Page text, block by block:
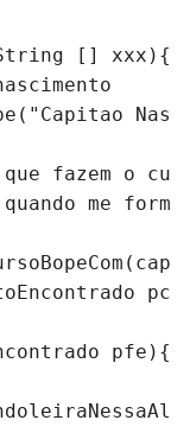
[] xxx){
fazem o
me
pfe){